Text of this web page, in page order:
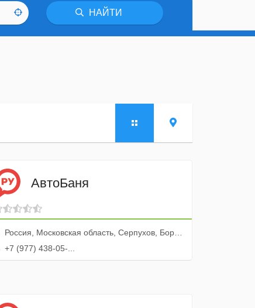
НАЙТИ
АвтоБаня
Россия, Московская область, Серпухов, Борисовское шоссе
+7 (977) 438-05-...